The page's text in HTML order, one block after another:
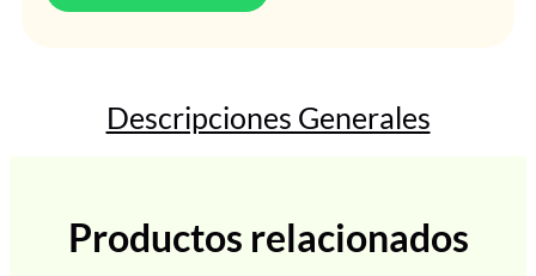
Descripciones Generales
Productos relacionados